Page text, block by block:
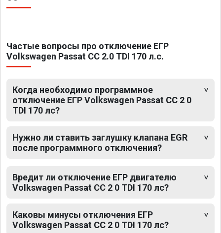
Частые вопросы про отключение ЕГР
Volkswagen Passat CC 2.0 TDI 170 л.с.
Когда необходимо программное
отключение ЕГР Volkswagen Passat CC 2 0
TDI 170 лс?
Нужно ли ставить заглушку клапана EGR
после программного отключения?
Вредит ли отключение ЕГР двигателю
Volkswagen Passat CC 2 0 TDI 170 лс?
Каковы минусы отключения ЕГР
Volkswagen Passat CC 2 0 TDI 170 лс?